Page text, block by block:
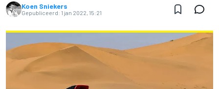
Koen Sniekers
Gepubliceerd: 1 jan 2022, 15:21